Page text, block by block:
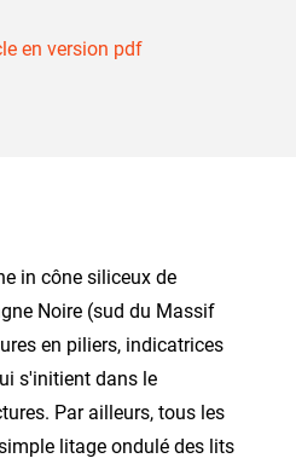
en version pdf
in cône siliceux de
Noire (sud du Massif
en piliers, indicatrices
s'initient dans le
Par ailleurs, tous les
litage ondulé des lits